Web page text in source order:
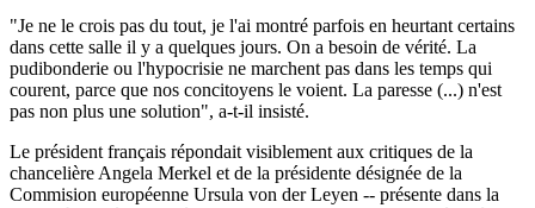
"Je ne le crois pas du tout, je l'ai montré parfois en heurtant certains
dans cette salle il y a quelques jours. On a besoin de vérité. La
pudibonderie ou l'hypocrisie ne marchent pas dans les temps qui
courent, parce que nos concitoyens le voient. La paresse (...) n'est
pas non plus une solution", a-t-il insisté.
Le président français répondait visiblement aux critiques de la
chancelière Angela Merkel et de la présidente désignée de la
Commision européenne Ursula von der Leyen -- présente dans la